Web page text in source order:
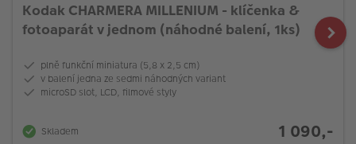
Kodak CHARMERA MILLENIUM - klíčenka &
fotoaparát v jednom (náhodné balení, 1ks)
plně funkční miniatura (5,8 x 2,5 cm)
v balení jedna ze sedmi náhodných variant
microSD slot, LCD, filmové styly
Skladem 1 090,-